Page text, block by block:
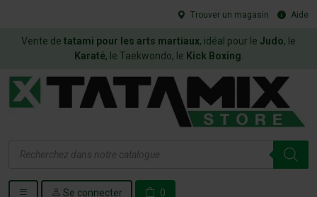
Trouver un magasin Aide
Vente de tatami pour les arts martiaux, idéal pour le Judo, le
Karaté, le Taekwondo, le Kick Boxing
de
Se connecter 0